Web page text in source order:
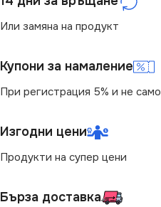
Или замяна на продукт
Купони за намаление
При регистрация 5% и не само
Изгодни цени
Продукти на супер цени
Бърза доставка